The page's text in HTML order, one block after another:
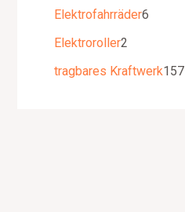
Elektrofahrräder6
Elektroroller2
tragbares Kraftwerk157